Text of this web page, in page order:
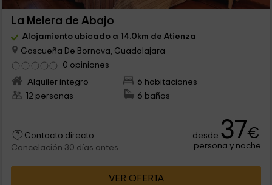
La Melera de Abajo
Alojamiento ubicado a 14.0km de Atienza
Gascueña De Bornova, Guadalajara
0 opiniones
Alquiler íntegro
6 habitaciones
12 personas
6 baños
Contacto directo
Cancelación 30 días antes
desde 37€
persona y noche
VER OFERTA